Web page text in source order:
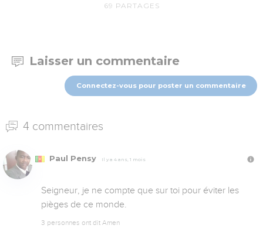
69 PARTAGES
Laisser un commentaire
Connectez-vous pour poster un commentaire
4 commentaires
Paul Pensy Il y a 4 ans, 1 mois
Seigneur, je ne compte que sur toi pour éviter les
pièges de ce monde.
3 personnes ont dit Amen